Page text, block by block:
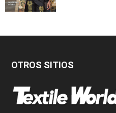
OTROS SITIOS